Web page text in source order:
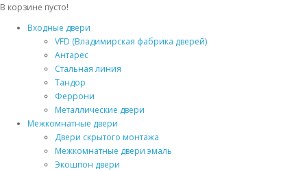
В корзине пусто!
Входные двери
VFD (Владимирская фабрика дверей)
Антарес
Стальная линия
Тандор
Феррони
Металлические двери
Межкомнатные двери
Двери скрытого монтажа
Межкомнатные двери эмаль
Экошпон двери